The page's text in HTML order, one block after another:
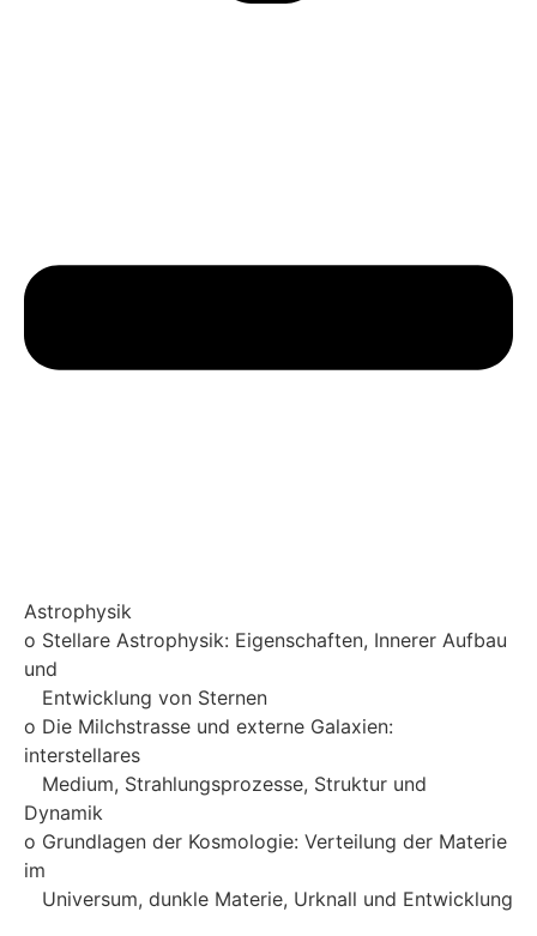
Astrophysik
o Stellare Astrophysik: Eigenschaften, Innerer Aufbau
und
Entwicklung von Sternen
o Die Milchstrasse und externe Galaxien:
interstellares
Medium, Strahlungsprozesse, Struktur und
Dynamik
o Grundlagen der Kosmologie: Verteilung der Materie
im
Universum, dunkle Materie, Urknall und Entwicklung